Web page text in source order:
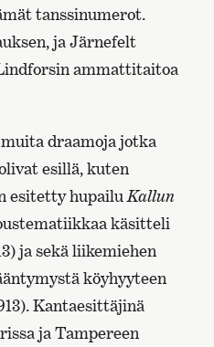
tanssinumerot.
ja Järnefelt
ammattitaitoa
draamoja jotka
esillä, kuten
esitetty hupailu Kallun
käsitteli
ja sekä liikemiehen
köyhyyteen
Kantaesittäjinä
ja Tampereen